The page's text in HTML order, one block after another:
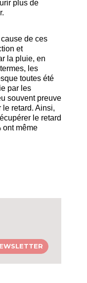
plus de
de ces
et
la pluie, en
les
toutes été
par les
souvent preuve
le retard. Ainsi,
le retard
ont même